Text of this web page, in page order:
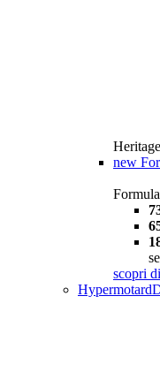
Heritage
new
scopri
Hypermotard